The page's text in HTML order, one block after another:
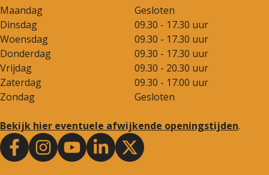
Maandag
Gesloten
Dinsdag
09.30 - 17.30 uur
Woensdag
09.30 - 17.30 uur
Donderdag
09.30 - 17.30 uur
Vrijdag
09.30 - 20.30 uur
Zaterdag
09.30 - 17.00 uur
Zondag
Gesloten
Bekijk hier eventuele afwijkende openingstijden.